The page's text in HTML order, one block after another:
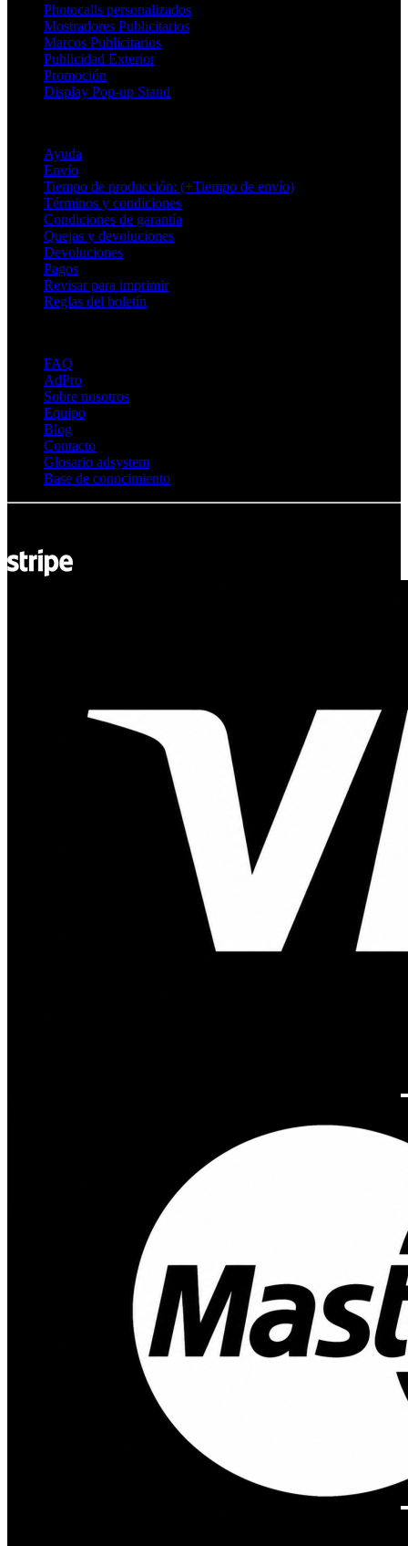
Photocalls personalizados
Mostradores Publicitarios
Marcos Publicitarios
Publicidad Exterior
Promoción
Display Pop-up Stand
Ayuda
Envío
Tiempo de producción: (+Tiempo de envío)
Términos y condiciones
Condiciones de garantía
Quejas y devoluciones
Devoluciones
Pagos
Revisar para imprimir
Reglas del boletín
FAQ
AdPro
Sobre nosotros
Equipo
Blog
Contacto
Glosario adsystem
Base de conocimiento